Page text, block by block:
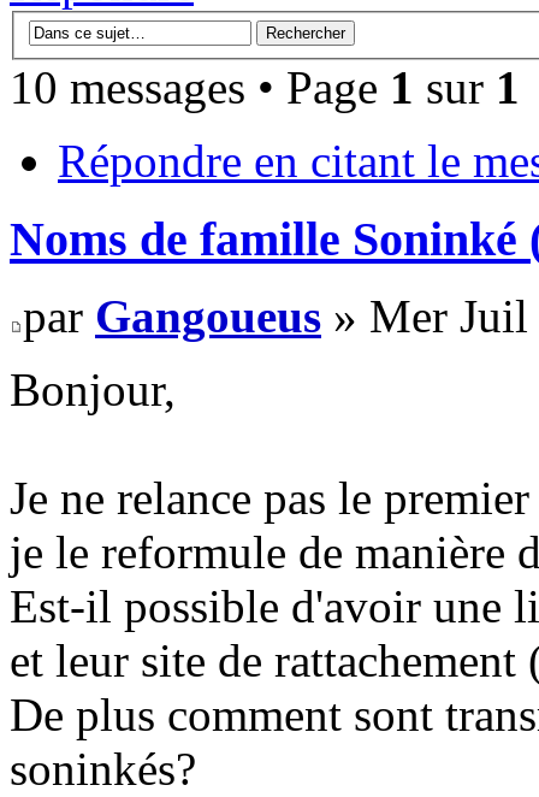
10 messages • Page 1 sur 1
Répondre en citant le
Noms de famille
par Gangoueus » Mer Juil
Bonjour,
Je ne relance pas le
je le reformule de manière
Est-il possible d'avoir une
et leur site de
De plus comment sont
soninkés?